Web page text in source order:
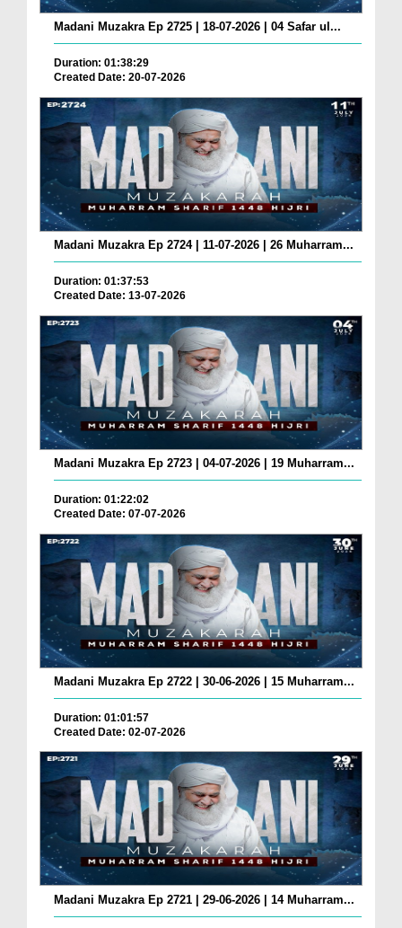
Madani Muzakra Ep 2725 | 18-07-2026 | 04 Safar ul...
Duration: 01:38:29
Created Date: 20-07-2026
Madani Muzakra Ep 2724 | 11-07-2026 | 26 Muharram...
Duration: 01:37:53
Created Date: 13-07-2026
Madani Muzakra Ep 2723 | 04-07-2026 | 19 Muharram...
Duration: 01:22:02
Created Date: 07-07-2026
Madani Muzakra Ep 2722 | 30-06-2026 | 15 Muharram...
Duration: 01:01:57
Created Date: 02-07-2026
Madani Muzakra Ep 2721 | 29-06-2026 | 14 Muharram...